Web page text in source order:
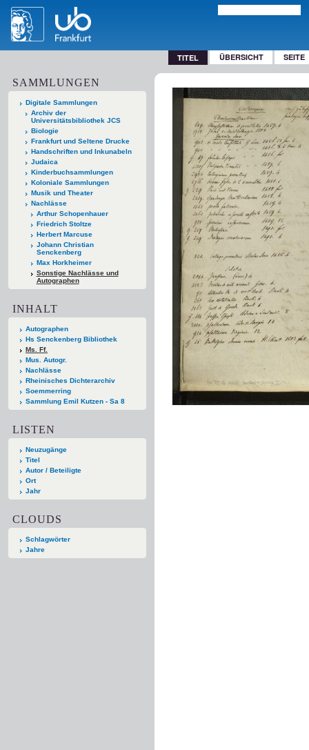
TITEL ÜBERSICHT SEITE
SAMMLUNGEN
Digitale Sammlungen
Archiv der
Universitätsbibliothek JCS
Biologie
Frankfurt und Seltene Drucke
Handschriften und Inkunabeln
Judaica
Kinderbuchsammlungen
Koloniale Sammlungen
Musik und Theater
Nachlässe
Arthur Schopenhauer
Friedrich Stoltze
Herbert Marcuse
Johann Christian
Senckenberg
Max Horkheimer
Sonstige Nachlässe und
Autographen
INHALT
Autographen
Hs Senckenberg Bibliothek
Ms. Ff.
Mus. Autogr.
Nachlässe
Rheinisches Dichterarchiv
Soemmerring
Sammlung Emil Kutzen - Sa 8
LISTEN
Neuzugänge
Titel
Autor / Beteiligte
Ort
Jahr
CLOUDS
Schlagwörter
Jahre